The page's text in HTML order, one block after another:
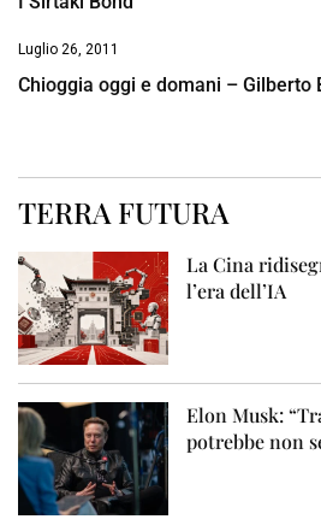
Luglio 26, 2011
Chioggia oggi e domani – Gilberto
TERRA FUTURA
La Cina
l’era dell’IA
Elon Musk:
potrebbe non